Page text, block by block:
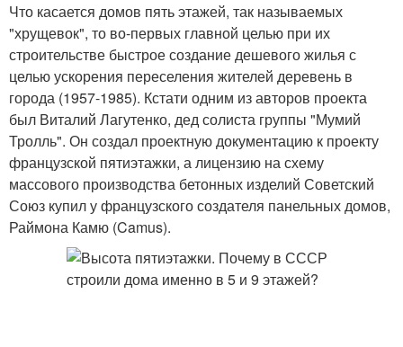
Что касается домов пять этажей, так называемых
"хрущевок", то во-первых главной целью при их
строительстве быстрое создание дешевого жилья с
целью ускорения переселения жителей деревень в
города (1957-1985). Кстати одним из авторов проекта
был Виталий Лагутенко, дед солиста группы "Мумий
Тролль". Он создал проектную документацию к проекту
французской пятиэтажки, а лицензию на схему
массового производства бетонных изделий Советский
Союз купил у французского создателя панельных домов,
Раймона Камю (Camus).